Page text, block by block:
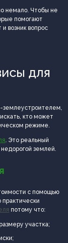
немало. Чтобы не
помогают
и возник вопрос
для
землеустроителем,
кто может
режиме.
. Это реальный
землей.
с помощью
потому что:
участка;